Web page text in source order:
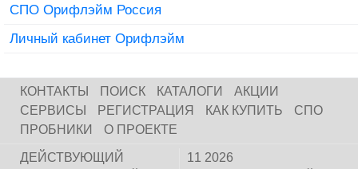
СПО Орифлэйм Россия
Личный кабинет Орифлэйм
КОНТАКТЫ ПОИСК КАТАЛОГИ
АКЦИИ
СЕРВИСЫ
РЕГИСТРАЦИЯ КАК КУПИТЬ
СПО
ПРОБНИКИ
О ПРОЕКТЕ
ДЕЙСТВУЮЩИЙ
11 2026